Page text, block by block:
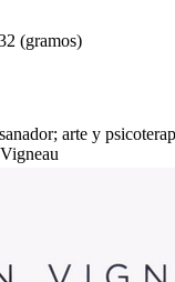
(gramos)
arte y